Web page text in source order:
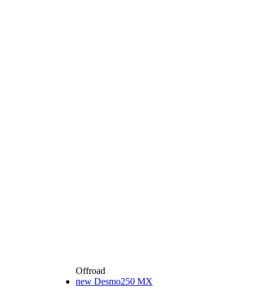
Offroad
new Desmo250 MX